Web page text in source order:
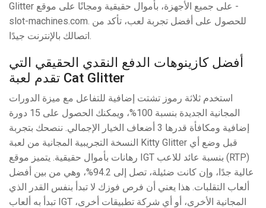
Glitter على جميع الأجهزة، بأموال حقيقية ومجانًا على موقع -
slot-machines.com. للحصول على أفضل تجربة لعب، تأكد من
اتصالك بالإنترنت جيدًا.
أفضل كازينوهات الدفع النقدي الحقيقي التي
تقدم لعبة Cat Glitter
استخدم ثلاثة رموز تشتت إضافية للتفاعل مع ميزة الدورات
المجانية الجديدة بنسبة 100%، ويمكنك الحصول على 15 دورة
إضافية ومكافأة قدرها 3 أضعاف الخيار الإجمالي. ننصحك بتجربة
النسخة التجريبية المجانية من لعبة Kitty Glitter قبل وضع أي
رهانات بأموال حقيقية. يتميز موقع IGT بنسبة عائد للاعب (RTP)
عالية جدًا، وإن كانت ضئيلة، تصل إلى 94.2%، وهي من بين أفضل
ألعاب التقلبات. هذا يعني أن فرص فوزك لا تبدأ بنفس القدر الذي
تبدأ به ألعاب IGT المجانية الأخرى، أو أي شركة تطبيقات أخرى،